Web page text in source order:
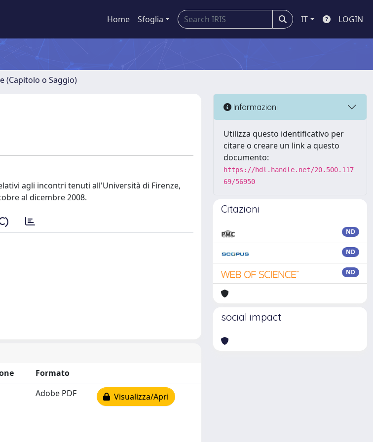
Home Sfoglia IT LOGIN
(Capitolo o Saggio)
agli incontri tenuti all'Università di Firenze,
al dicembre 2008.
Formato
Adobe PDF Visualizza/Apri
Informazioni
Utilizza questo identificativo per
citare o creare un link a questo
documento:
https://hdl.handle.net/20.500.117
69/56950
Citazioni
ND
ND
ND
social impact